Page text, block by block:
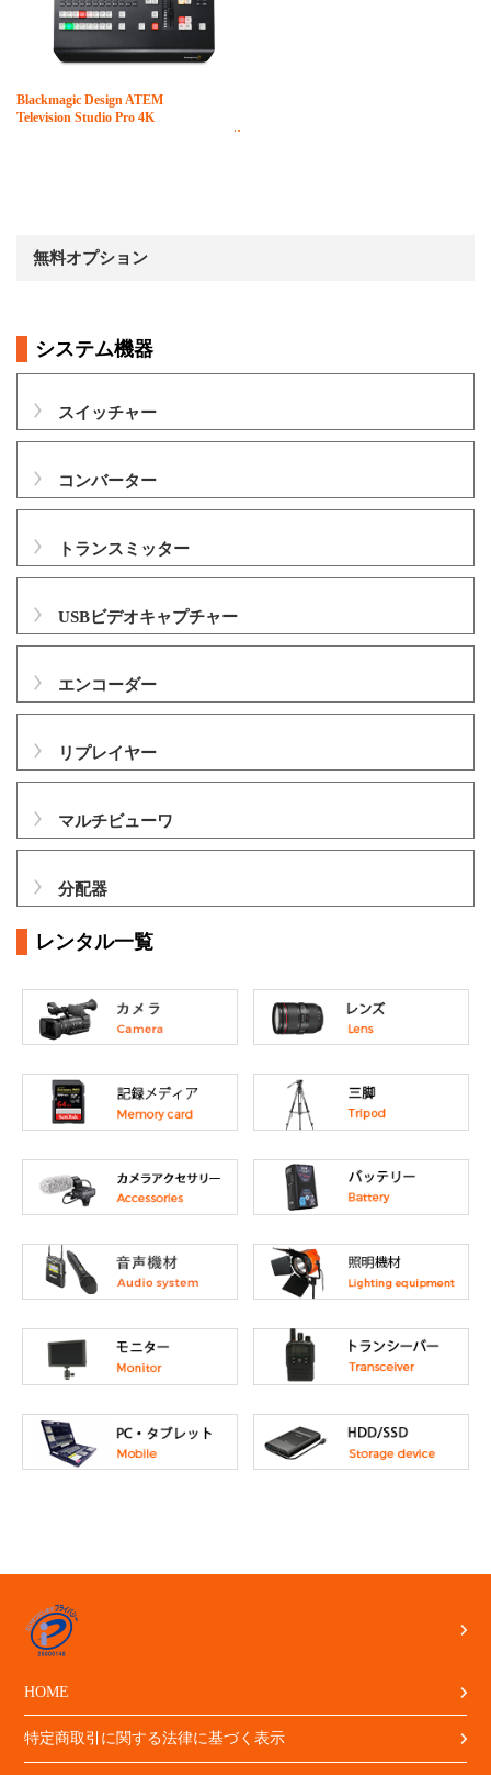
Blackmagic Design ATEM
Television Studio Pro 4K
無料オプション
システム機器
スイッチャー
コンバーター
トランスミッター
USBビデオキャプチャー
エンコーダー
リプレイヤー
マルチビューワ
分配器
レンタル一覧
HOME
特定商取引に関する法律に基づく表示